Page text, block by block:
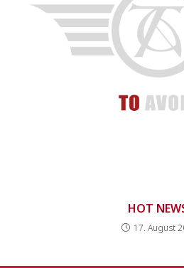
HOT
17. August